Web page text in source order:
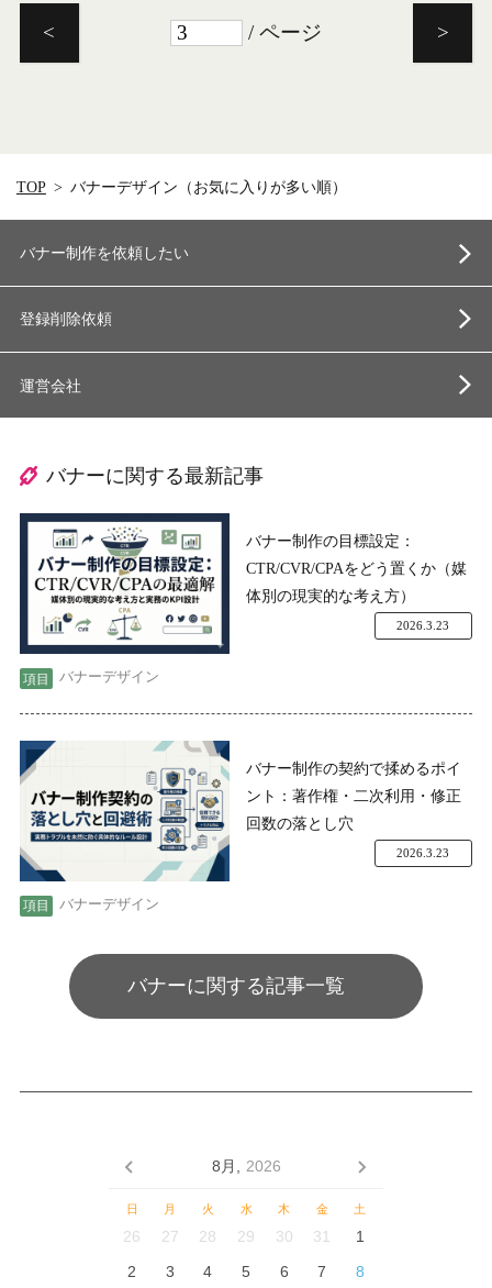
< / ページ >
TOP バナーデザイン（お気に入りが多い順）
バナー制作を依頼したい
登録削除依頼
運営会社
バナーに関する最新記事
バナー制作の目標設定：
CTR/CVR/CPAをどう置くか（媒
体別の現実的な考え方）
バナーデザイン
2026.3.23
バナー制作の契約で揉めるポイ
ント：著作権・二次利用・修正
回数の落とし穴
バナーデザイン
2026.3.23
バナーに関する記事一覧
8月, 2026
日 月 火 水 木 金 土
26 27 28 29 30 31
1
2
3 4 5 6 7 8